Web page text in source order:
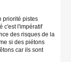
priorité pistes
c'est l'impératif
des risques de la
si des piétons
car ils sont